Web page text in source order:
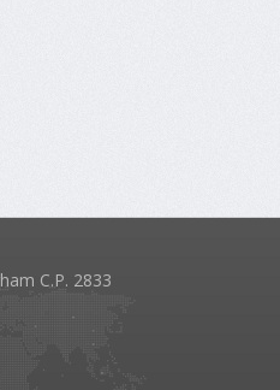
C.P. 2833